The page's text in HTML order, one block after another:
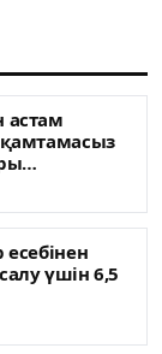
астам
үшін 6,5